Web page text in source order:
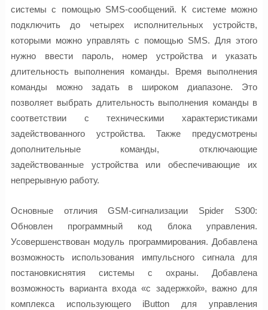
системы с помощью SMS-сообщений. К системе можно
подключить до четырех исполнительных устройств,
которыми можно управлять с помощью SMS. Для этого
нужно ввести пароль, номер устройства и указать
длительность выполнения команды. Время выполнения
команды можно задать в широком диапазоне. Это
позволяет выбрать длительность выполнения команды в
соответствии с техническими характеристиками
задействованного устройства. Также предусмотрены
дополнительные команды, отключающие
задействованные устройства или обеспечивающие их
непрерывную работу.
Основные отличия GSM-сигнализации Spider S300:
Обновлен программный код блока управления.
Усовершенствован модуль программирования. Добавлена
возможность использования импульсного сигнала для
постановкиснятия системы с охраны. Добавлена
возможность варианта входа «с задержкой», важно для
комплекса использующего iButton для управления